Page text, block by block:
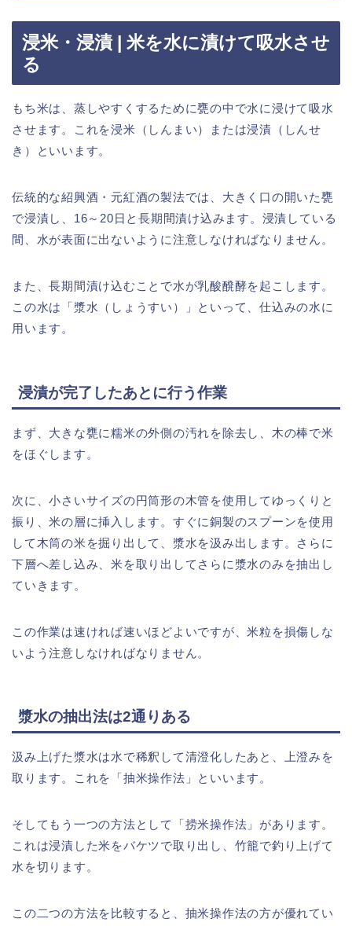
浸米・浸漬 | 米を水に漬けて吸水させ
る
もち米は、蒸しやすくするために甕の中で水に浸けて吸水
させます。これを浸米（しんまい）または浸漬（しんせ
き）といいます。
伝統的な紹興酒・元紅酒の製法では、大きく口の開いた甕
で浸漬し、16～20日と長期間漬け込みます。浸漬している
間、水が表面に出ないように注意しなければなりません。
また、長期間漬け込むことで水が乳酸醗酵を起こします。
この水は「漿水（しょうすい）」といって、仕込みの水に
用います。
浸漬が完了したあとに行う作業
まず、大きな甕に糯米の外側の汚れを除去し、木の棒で米
をほぐします。
次に、小さいサイズの円筒形の木管を使用してゆっくりと
振り、米の層に挿入します。すぐに銅製のスプーンを使用
して木筒の米を掘り出して、漿水を汲み出します。さらに
下層へ差し込み、米を取り出してさらに漿水のみを抽出し
ていきます。
この作業は速ければ速いほどよいですが、米粒を損傷しな
いよう注意しなければなりません。
漿水の抽出法は2通りある
汲み上げた漿水は水で稀釈して清澄化したあと、上澄みを
取ります。これを「抽米操作法」といいます。
そしてもう一つの方法として「捞米操作法」があります。
これは浸漬した米をバケツで取り出し、竹籠で釣り上げて
水を切ります。
この二つの方法を比較すると、抽米操作法の方が優れてい